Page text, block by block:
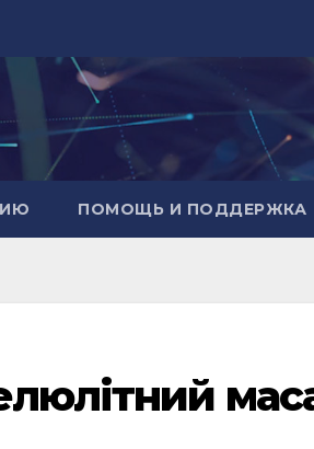
ПОМОЩЬ И ПОДДЕРЖКА